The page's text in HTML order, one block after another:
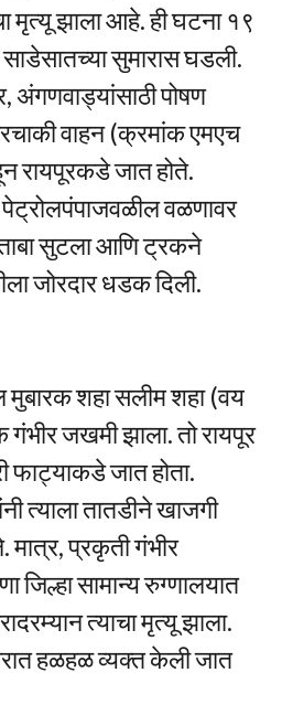
मृत्यू झाला आहे. ही घटना १९
सुमारास घडली.
अंगणवाड्यांसाठी पोषण
वाहन (क्रमांक एमएच
रायपूरकडे जात होते.
वळणावर
सुटला आणि ट्रकने
जोरदार धडक दिली.
शहा सलीम शहा (वय
गंभीर जखमी झाला. तो रायपूर
फाट्याकडे जात होता.
त्याला तातडीने खाजगी
प्रकृती गंभीर
जिल्हा सामान्य रुग्णालयात
त्याचा मृत्यू झाला.
हळहळ व्यक्त केली जात